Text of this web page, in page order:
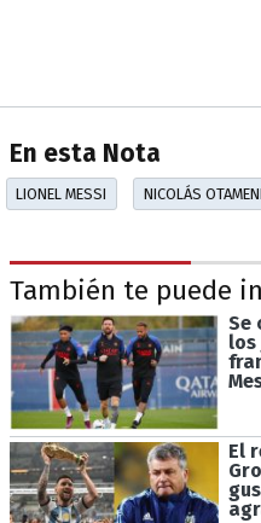
En esta Nota
LIONEL MESSI NICOLÁS
También te puede
Se
los
El